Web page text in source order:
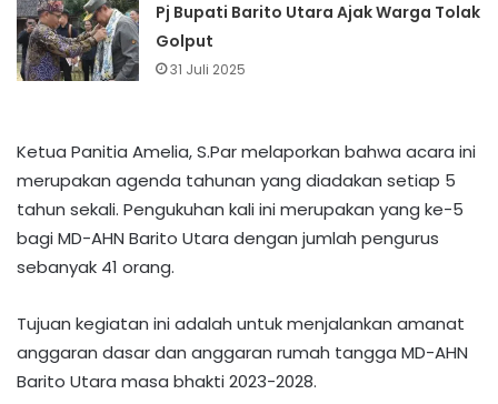
Pj Bupati Barito Utara Ajak Warga Tolak
Golput
31 Juli 2025
Ketua Panitia Amelia, S.Par melaporkan bahwa acara ini
merupakan agenda tahunan yang diadakan setiap 5
tahun sekali. Pengukuhan kali ini merupakan yang ke-5
bagi MD-AHN Barito Utara dengan jumlah pengurus
sebanyak 41 orang.
Tujuan kegiatan ini adalah untuk menjalankan amanat
anggaran dasar dan anggaran rumah tangga MD-AHN
Barito Utara masa bhakti 2023-2028.